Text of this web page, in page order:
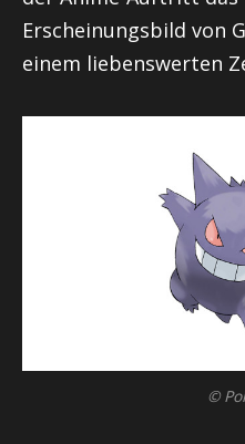
Erscheinungsbild von
einem liebenswerten
©